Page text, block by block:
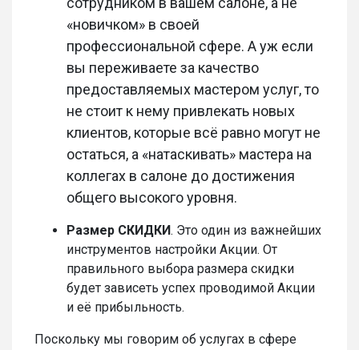
«новичком» в своей
профессиональной сфере. А уж если
вы переживаете за качество
предоставляемых мастером услуг, то
не стоит к нему привлекать новых
клиентов, которые всё равно могут не
остаться, а «натаскивать» мастера на
коллегах в салоне до достижения
общего высокого уровня.
Размер СКИДКИ. Это один из важнейших
инструментов настройки Акции. От
правильного выбора размера скидки
будет зависеть успех проводимой Акции
и её прибыльность.
Поскольку мы говорим об услугах в сфере